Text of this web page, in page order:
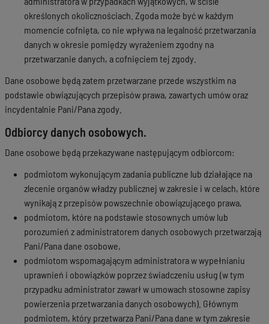
określonych okolicznościach. Zgoda może być w każdym
momencie cofnięta, co nie wpływa na legalność przetwarzania
danych w okresie pomiędzy wyrażeniem zgodny na
przetwarzanie danych, a cofnięciem tej zgody.
Dane osobowe będą zatem przetwarzane przede wszystkim na
podstawie obwiązujących przepisów prawa, zawartych umów oraz
incydentalnie Pani/Pana zgody.
Odbiorcy danych osobowych.
Dane osobowe będą przekazywane następującym odbiorcom:
podmiotom wykonującym zadania publiczne lub działające na
zlecenie organów władzy publicznej w zakresie i w celach, które
wynikają z przepisów powszechnie obowiązującego prawa,
podmiotom, które na podstawie stosownych umów lub
porozumień z administratorem danych osobowych przetwarzają
Pani/Pana dane osobowe,
podmiotom wspomagającym administratora w wypełnianiu
uprawnień i obowiązków poprzez świadczeniu usług (w tym
przypadku administrator zawarł w umowach stosowne zapisy
powierzenia przetwarzania danych osobowych). Głównym
podmiotem, który przetwarza Pani/Pana dane w tym zakresie